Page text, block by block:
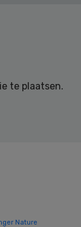
te plaatsen.
Nature